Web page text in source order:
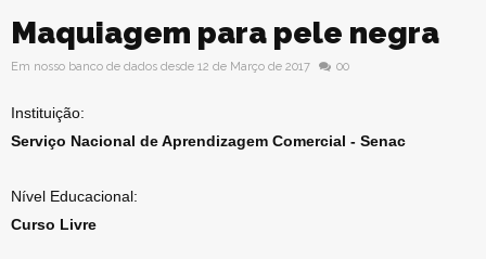
Maquiagem para pele negra
Em nosso banco de dados desde 12 de Março de 2017 00
Instituição:
Serviço Nacional de Aprendizagem Comercial - Senac
Nível Educacional:
Curso Livre